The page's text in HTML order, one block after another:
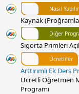
Nasıl Yapılır
Kaynak
Diğer
Sigorta Primleri
Ücretliler
Arttırımlı Ek Ders
Ücretli Öğretmen
Programı